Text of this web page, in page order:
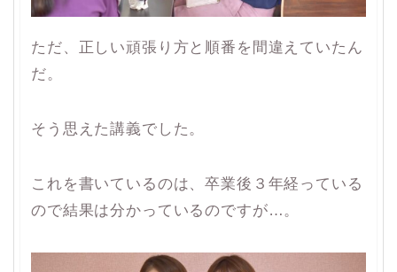
ただ、正しい頑張り方と順番を間違えていたん
だ。
そう思えた講義でした。
これを書いているのは、卒業後３年経っている
ので結果は分かっているのですが…。